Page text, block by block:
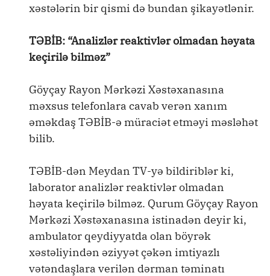
xəstələrin bir qismi də bundan şikayətlənir.
TƏBİB: “Analizlər reaktivlər olmadan həyata
keçirilə bilməz”
Göyçay Rayon Mərkəzi Xəstəxanasına
məxsus telefonlara cavab verən xanım
əməkdaş TƏBİB-ə müraciət etməyi məsləhət
bilib.
TƏBİB-dən Meydan TV-yə bildiriblər ki,
laborator analizlər reaktivlər olmadan
həyata keçirilə bilməz. Qurum Göyçay Rayon
Mərkəzi Xəstəxanasına istinadən deyir ki,
ambulator qeydiyyatda olan böyrək
xəstəliyindən əziyyət çəkən imtiyazlı
vətəndaşlara verilən dərman təminatı